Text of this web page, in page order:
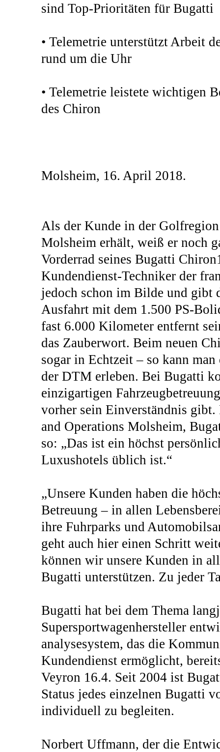
sind Top-Prioritäten für Bugatti
• Telemetrie unterstützt Arbeit
rund um die Uhr
• Telemetrie leistete wichtigen
des Chiron
Molsheim, 16. April 2018.
Als der Kunde in der
Molsheim erhält, weiß er noch
Vorderrad seines Bugatti
Kundendienst-Techniker der
jedoch schon im Bilde und gibt
Ausfahrt mit dem 1.500 PS-
fast 6.000 Kilometer entfernt
das Zauberwort. Beim neuen
sogar in Echtzeit – so kann
der DTM erleben. Bei Bugatti
einzigartigen
vorher sein Einverständnis
and Operations Molsheim,
so: „Das ist ein höchst
Luxushotels üblich ist.“
„Unsere Kunden haben die
Betreuung – in allen
ihre Fuhrparks und
geht auch hier einen Schritt
können wir unsere Kunden in
Bugatti unterstützen. Zu jeder
Bugatti hat bei dem Thema
Supersportwagenhersteller
analysesystem, das die
Kundendienst ermöglicht,
Veyron 16.4. Seit 2004 ist
Status jedes einzelnen Bugatti
individuell zu begleiten.
Norbert Uffmann, der die